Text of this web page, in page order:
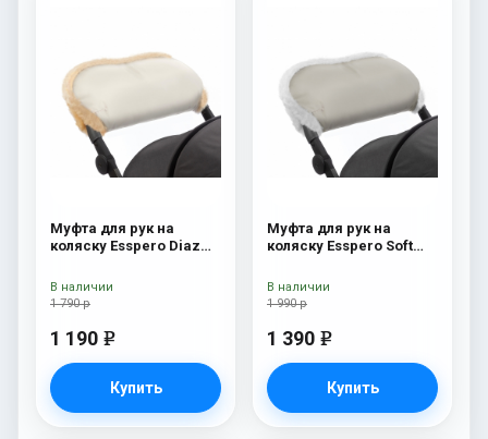
Муфта для рук на
коляску Esspero Diaz
Beige
1 790 р
1 190 e
Купить
В наличии
Муфта для рук на
коляску Esspero Soft
1 990 р
1 390 e
Купить
В наличии